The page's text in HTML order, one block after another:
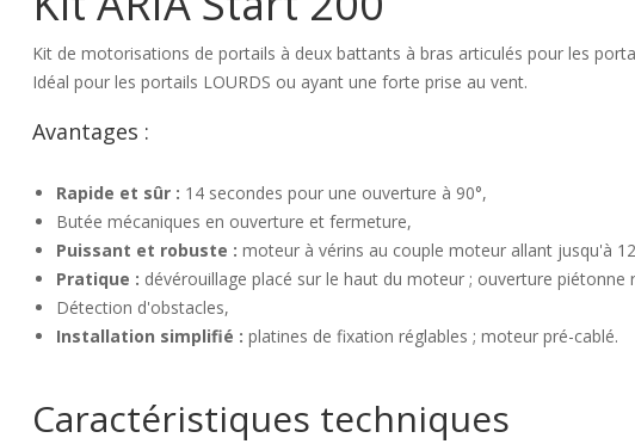
Kit de motorisations de portails à deux battants à bras articulés pour les
Idéal pour les portails LOURDS ou ayant une forte prise au vent.
Avantages :
Rapide et sûr : 14 secondes pour une ouverture à 90°,
Butée mécaniques en ouverture et fermeture,
Puissant et robuste : moteur à vérins au couple moteur allant jusqu'à
Pratique : dévérouillage placé sur le haut du moteur ; ouverture piétonne
Détection d'obstacles,
Installation simplifié : platines de fixation réglables ; moteur pré-cablé.
Caractéristiques techniques